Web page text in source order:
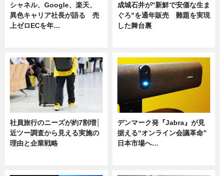
シャネル、Google、楽天、
異色キャリア社長が語る 売
上ゼロECを年…
成城石井が"新鮮で安価な生ま
ぐろ"を通年販売 難題を実現
した舞台裏
社員旅行のニーズが約7割増│
近ツー調査から見える実施の
理由と企業戦略
デンマーク発『Jabra』が見
据える“オンライン会議革命”
日本市場へ…